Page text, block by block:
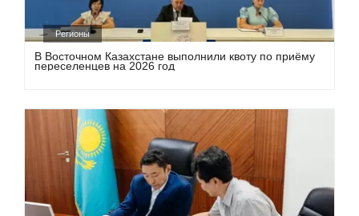
Регионы
В Восточном Казахстане выполнили квоту по приёму
переселенцев на 2026 год